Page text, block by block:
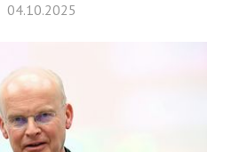
04.10.2025